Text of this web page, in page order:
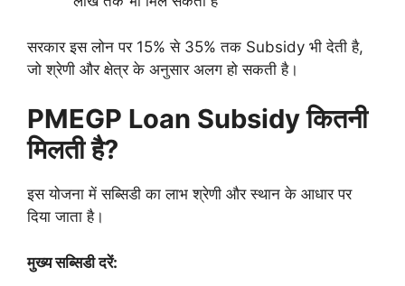
सरकार इस लोन पर 15% से 35% तक Subsidy भी देती है,
जो श्रेणी और क्षेत्र के अनुसार अलग हो सकती है।
PMEGP Loan Subsidy कितनी
मिलती है?
इस योजना में सब्सिडी का लाभ श्रेणी और स्थान के आधार पर
दिया जाता है।
मुख्य सब्सिडी दरें: